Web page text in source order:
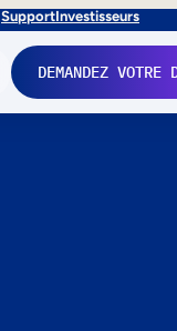
SupportInvestisseurs
DEMANDEZ VOTRE